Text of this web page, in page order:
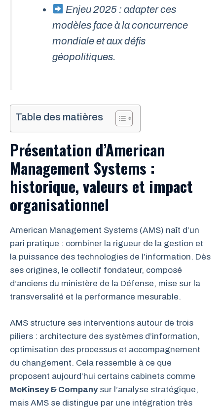
Enjeu 2025 : adapter ces
modèles face à la concurrence
mondiale et aux défis
géopolitiques.
Table des matières
Présentation d’American
Management Systems :
historique, valeurs et impact
organisationnel
American Management Systems (AMS) naît d’un
pari pratique : combiner la rigueur de la gestion et
la puissance des technologies de l’information. Dès
ses origines, le collectif fondateur, composé
d’anciens du ministère de la Défense, mise sur la
transversalité et la performance mesurable.
AMS structure ses interventions autour de trois
piliers : architecture des systèmes d’information,
optimisation des processus et accompagnement
du changement. Cela ressemble à ce que
proposent aujourd’hui certains cabinets comme
McKinsey & Companysur l’analyse stratégique,
mais AMS se distingue par une intégration très